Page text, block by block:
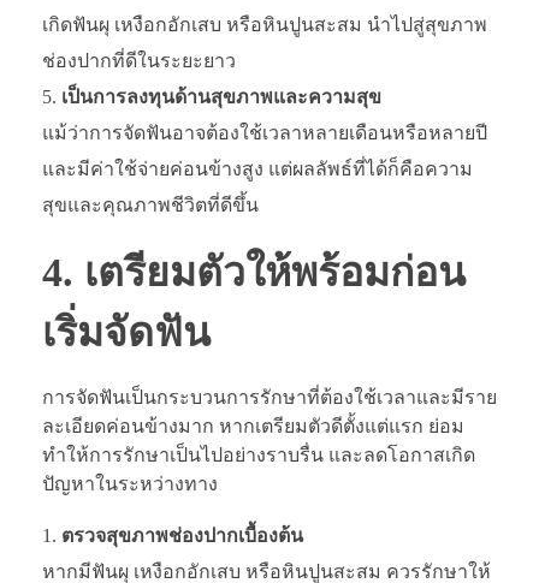
เกิดฟันผุ เหงือกอักเสบ หรือหินปูนสะสม นำไปสู่สุขภาพ
ช่องปากที่ดีในระยะยาว
เป็นการลงทุนด้านสุขภาพและความสุข
แม้ว่าการจัดฟันอาจต้องใช้เวลาหลายเดือนหรือหลายปี
และมีค่าใช้จ่ายค่อนข้างสูง แต่ผลลัพธ์ที่ได้ก็คือความ
สุขและคุณภาพชีวิตที่ดีขึ้น
4. เตรียมตัวให้พร้อมก่อน
เริ่มจัดฟัน
การจัดฟันเป็นกระบวนการรักษาที่ต้องใช้เวลาและมีราย
ละเอียดค่อนข้างมาก หากเตรียมตัวดีตั้งแต่แรก ย่อม
ทำให้การรักษาเป็นไปอย่างราบรื่น และลดโอกาสเกิด
ปัญหาในระหว่างทาง
ตรวจสุขภาพช่องปากเบื้องต้น
หากมีฟันผุ เหงือกอักเสบ หรือหินปูนสะสม ควรรักษาให้